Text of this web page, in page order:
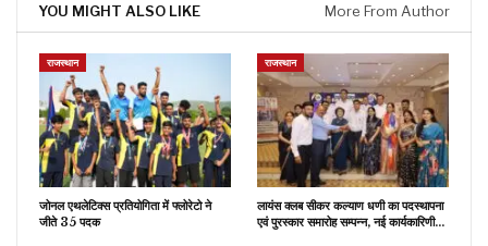
YOU MIGHT ALSO LIKE More From Author
राजस्थान
जोनल एथलेटिक्स प्रतियोगिता में फ्लोरेटो ने
जीते 35 पदक
राजस्थान
लायंस क्लब सीकर कल्याण धणी का पदस्थापना
एवं पुरस्कार समारोह सम्पन्न, नई कार्यकारिणी…